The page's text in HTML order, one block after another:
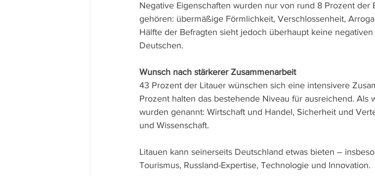
Negative Eigenschaften wurden nur von rund 8 Prozent der
gehören: übermäßige Förmlichkeit, Verschlossenheit,
Hälfte der Befragten sieht jedoch überhaupt keine
Deutschen.
Wunsch nach stärkerer Zusammenarbeit
43 Prozent der Litauer wünschen sich eine intensivere
Prozent halten das bestehende Niveau für ausreichend. Als
wurden genannt: Wirtschaft und Handel, Sicherheit und
und Wissenschaft.
Litauen kann seinerseits Deutschland etwas bieten –
Tourismus, Russland-Expertise, Technologie und Innovation.